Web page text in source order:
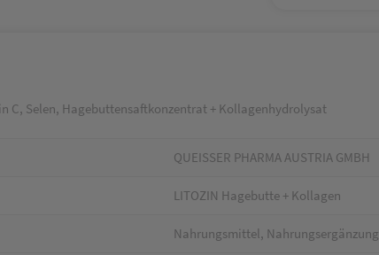
C, Selen, Hagebuttensaftkonzentrat + Kollagenhydrolysat
QUEISSER PHARMA AUSTRIA GMBH
LITOZIN Hagebutte + Kollagen
Nahrungsmittel, Nahrungsergänzung